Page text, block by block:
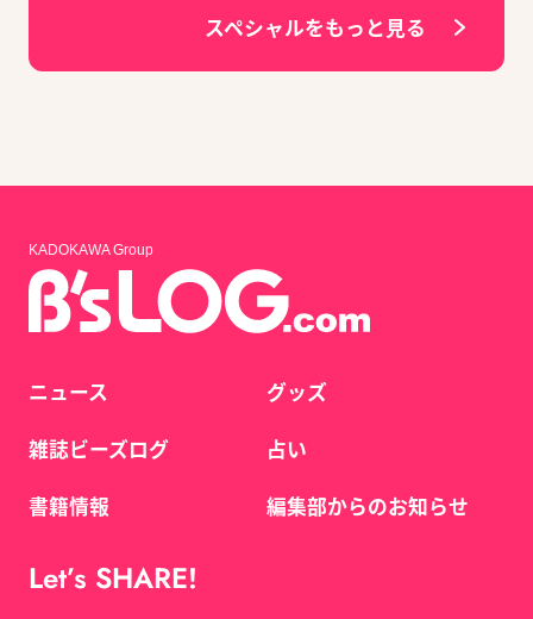
スペシャルをもっと見る
KADOKAWA Group
ニュース
雑誌ビーズログ
書籍情報
グッズ
占い
編集部からのお知らせ
Let’s SHARE!